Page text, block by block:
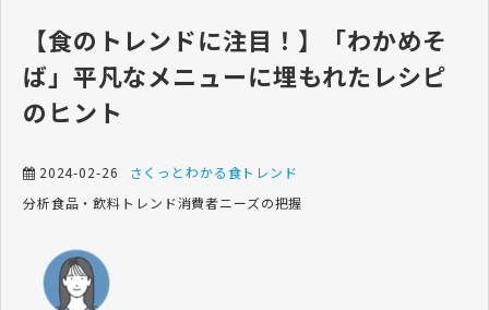
【食のトレンドに注目！】「わかめそ
ば」平凡なメニューに埋もれたレシピ
のヒント
2024-02-26
さくっとわかる食トレンド
分析食品・飲料 トレンド消費者ニーズの把握